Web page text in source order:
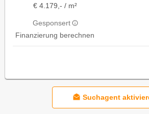
€ 4.179,- / m²
Gesponsert
Finanzierung berechnen
Suchagent